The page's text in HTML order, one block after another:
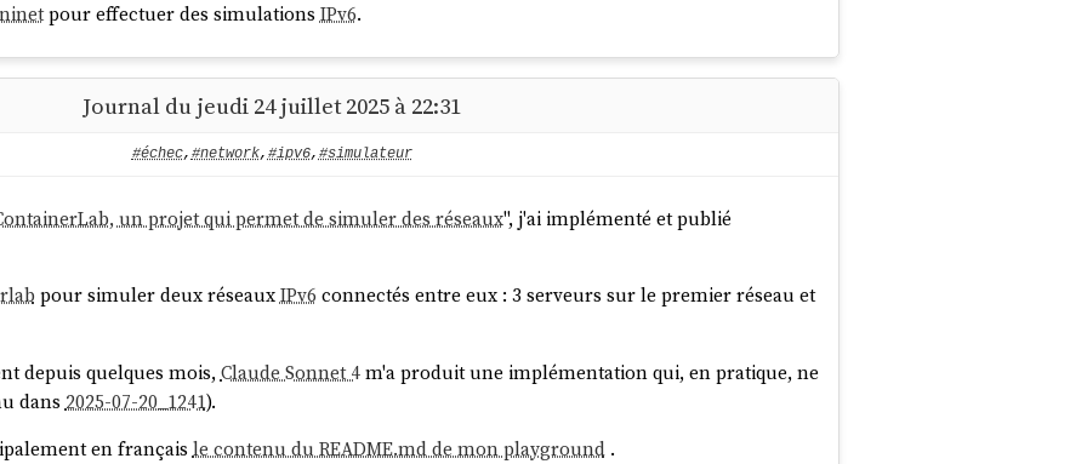
mtu 1500 qdisc fq_codel state UP group default qlen
pour effectuer des simulations IPv6.
Journal du jeudi 24 juillet 2025 à 22:31
#échec, #network,#ipv6,#simulateur
un projet qui permet de simuler des réseaux", j'ai implémenté et publié
pour simuler deux réseauxIPv6 connectés entre eux : 3 serveurs sur le premier réseau et
depuis quelques mois, Claude Sonnet 4m'a produit une implémentation qui, en pratique, ne
dans 2025-07-20_1241).
en françaisle contenu du README.md de mon playground.